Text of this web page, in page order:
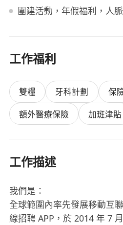
團建活動，年假福利，人
工作福利
雙糧 牙科計劃
保
額外醫療保險
加班津貼
工作描述
我們是：​
全球範圍內率先發展移動互
線招聘 APP，於 2014 年 7